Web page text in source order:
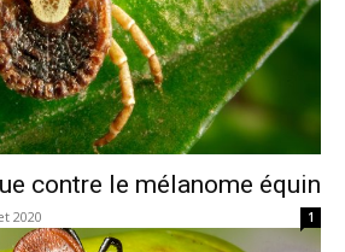
contre le mélanome équin
2020 1